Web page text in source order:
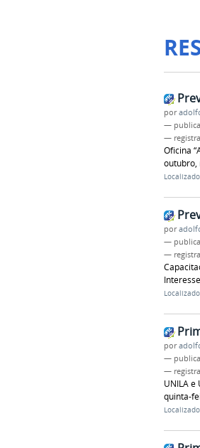
por
—
—
Oficina
outubro,
por
—
—
por
—
—
UNILA
quinta-